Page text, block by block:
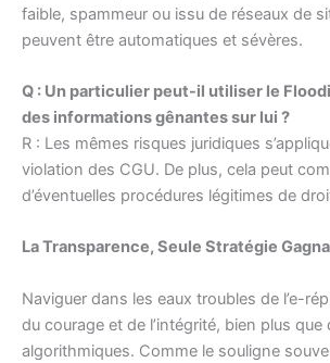
faible, spammeur ou issu de réseaux de
peuvent être automatiques et sévères.
Q : Un particulier peut-il utiliser le
des informations gênantes sur lui ?
R : Les mêmes risques juridiques
violation des CGU. De plus, cela peut
d’éventuelles procédures légitimes de
La Transparence, Seule Stratégie
Naviguer dans les eaux troubles de l’e-
du courage et de l’intégrité, bien plus
algorithmiques. Comme le souligne